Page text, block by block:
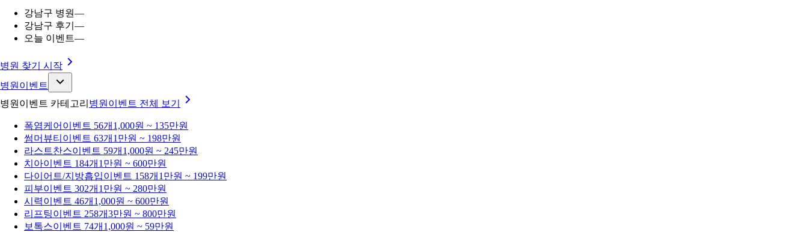
강남구 병원—
강남구 후기 —
오늘 이벤트—
병원 찾기 시작
병원이벤트
병원이벤트 카테고리 병원이벤트 전체 보기
폭염케어 이벤트 56개 1,000원 ~ 135만원
썸머뷰티 이벤트 63개 1만원 ~ 198만원
라스트찬스이벤트 59개 1,000원 ~ 245만원
치아이벤트 184개 1만원 ~ 600만원
다이어트/지방흡입이벤트 158개 1만원 ~ 199만원
피부이벤트 302개 1만원 ~ 280만원
시력이벤트 46개 1,000원 ~ 600만원
리프팅이벤트 258개3만원 ~ 800만원
보톡스이벤트 74개 1,000원 ~ 59만원